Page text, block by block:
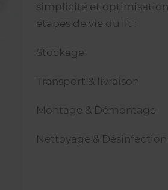
simplicité et optimisation
étapes de vie du lit :
Stockage
Transport & livraison
Montage & Démontage
Nettoyage & Désinfection